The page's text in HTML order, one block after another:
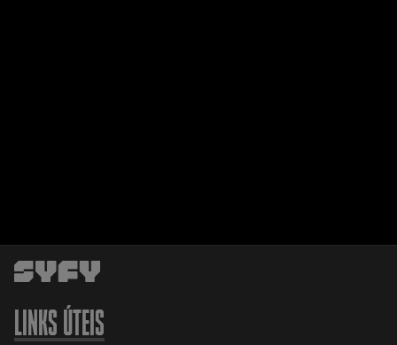
LINKS ÚTEIS